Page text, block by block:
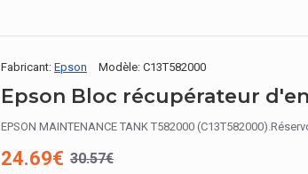
Fabricant: Epson Modèle: C13T582000
Epson Bloc récupérateur
EPSON MAINTENANCE TANK T582000
24.69€ 30.57€